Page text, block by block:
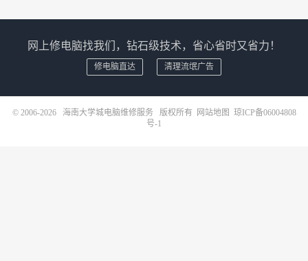
网上修电脑找我们，钻石级技术，省心省时又省力！
修电脑直达 清理流氓广告
© 2006-2026 海南大学城电脑维修服务 版权所有 网站地图 琼ICP备06004808
号-1